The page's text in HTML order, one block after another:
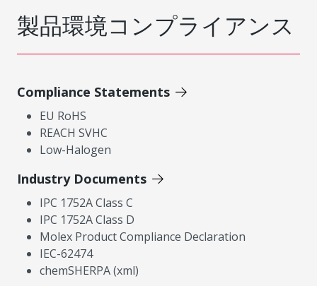
製品環境コンプライアンス
Compliance Statements
EU RoHS
REACH SVHC
Low-Halogen
Industry Documents
IPC 1752A Class C
IPC 1752A Class D
Molex Product Compliance Declaration
IEC-62474
chemSHERPA (xml)